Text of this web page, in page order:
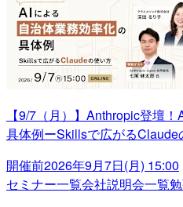
【9/7（月）】Anthropic登壇
具体例ーSkillsで広がるClaude
開催前2026年9月7日(月) 15:00
セミナー一覧会社説明会一覧